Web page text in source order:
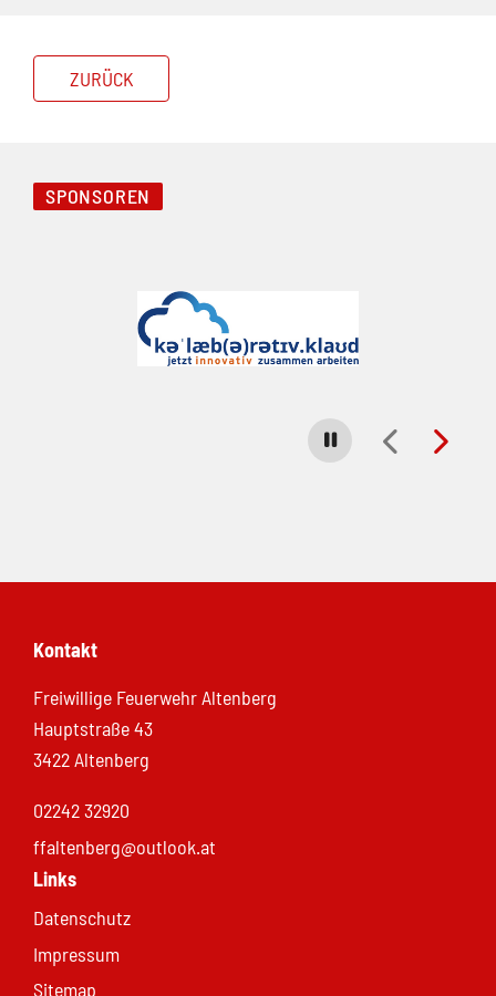
ZURÜCK
SPONSOREN
Carousel stoppen
Kontakt
Freiwillige Feuerwehr Altenberg
Hauptstraße 43
3422 Altenberg
02242 32920
ffaltenberg@outlook.at
Links
Datenschutz
Impressum
Sitemap